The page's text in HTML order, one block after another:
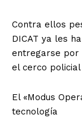
Contra ellos
DICAT ya les
entregarse por
el cerco
​El «Modus
tecnología